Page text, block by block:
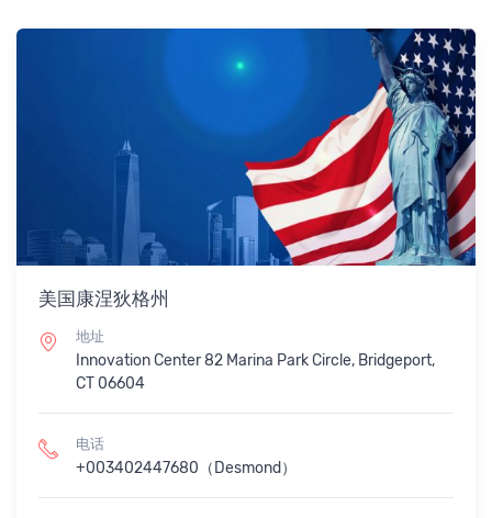
美国康涅狄格州
地址
Innovation Center 82 Marina Park Circle, Bridgeport,
CT 06604
电话
+003402447680（Desmond）